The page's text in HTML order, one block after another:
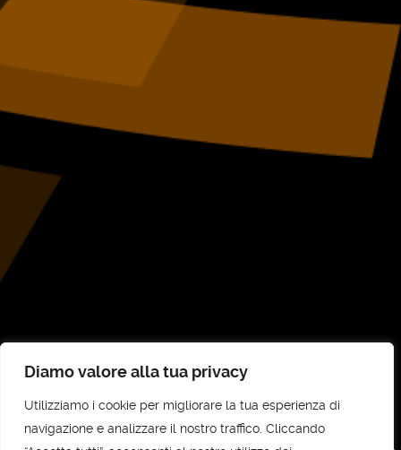
Diamo valore alla tua privacy
Utilizziamo i cookie per migliorare la tua esperienza di
navigazione e analizzare il nostro traffico. Cliccando
© UNI-COM STP SRL